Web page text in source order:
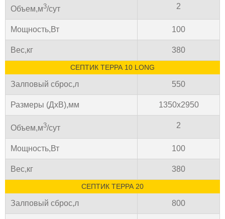
Объем,м3/сут 2
Мощность,Вт 100
Вес,кг 380
СЕПТИК ТЕРРА 10 LONG
Залповый сброс,л 550
Размеры (ДхВ),мм 1350х2950
Объем,м3/сут 2
Мощность,Вт 100
Вес,кг 380
СЕПТИК ТЕРРА 20
Залповый сброс,л 800